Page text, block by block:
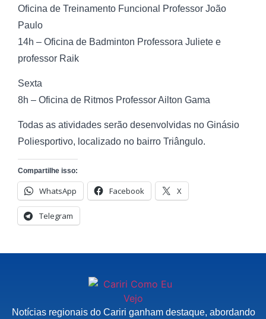
Oficina de Treinamento Funcional Professor João
Paulo
14h – Oficina de Badminton Professora Juliete e
professor Raik
Sexta
8h – Oficina de Ritmos Professor Ailton Gama
Todas as atividades serão desenvolvidas no Ginásio
Poliesportivo, localizado no bairro Triângulo.
Compartilhe isso:
WhatsApp Facebook X
Telegram
Notícias regionais do Cariri ganham destaque, abordando